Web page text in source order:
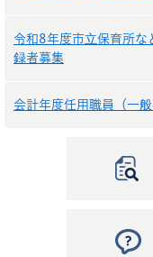
令和8年度市立保育所
録者募集
会計年度任用職員（一